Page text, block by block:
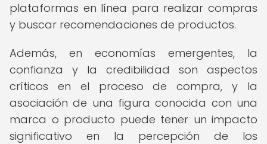
plataformas en línea para realizar compras
y buscar recomendaciones de productos.
Además, en economías emergentes, la
confianza y la credibilidad son aspectos
críticos en el proceso de compra, y la
asociación de una figura conocida con una
marca o producto puede tener un impacto
significativo en la percepción de los